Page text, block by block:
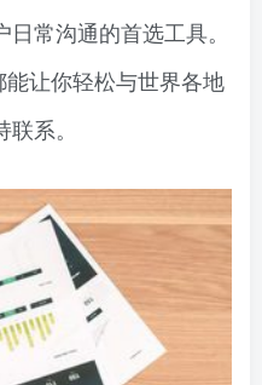
常沟通的首选工具。
让你轻松与世界各地
系。